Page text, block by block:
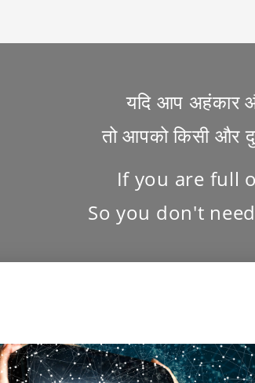
यदि आप अहंकार
तो आपको किसी और
If you are full
So you don't